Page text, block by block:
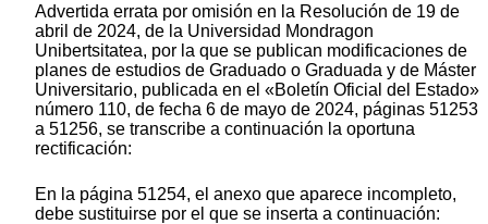
Advertida errata por omisión en la Resolución de 19 de
abril de 2024, de la Universidad Mondragon
Unibertsitatea, por la que se publican modificaciones de
planes de estudios de Graduado o Graduada y de Máster
Universitario, publicada en el «Boletín Oficial del Estado»
número 110, de fecha 6 de mayo de 2024, páginas 51253
a 51256, se transcribe a continuación la oportuna
rectificación:
En la página 51254, el anexo que aparece incompleto,
debe sustituirse por el que se inserta a continuación: